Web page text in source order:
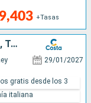
+Tasas
AUSTRALIA, JAPÓN, COREA DEL SUR, TAIWÁN, CHINA, VIETNAM, SINGAPUR, MALASIA, SRI LANKA, MALDIVAS, MAURICIO, SUDÁFRICA, NAMIBIA, CABO VERDE, ITALIA
29/01/2027
gratis desde los 3
italiana